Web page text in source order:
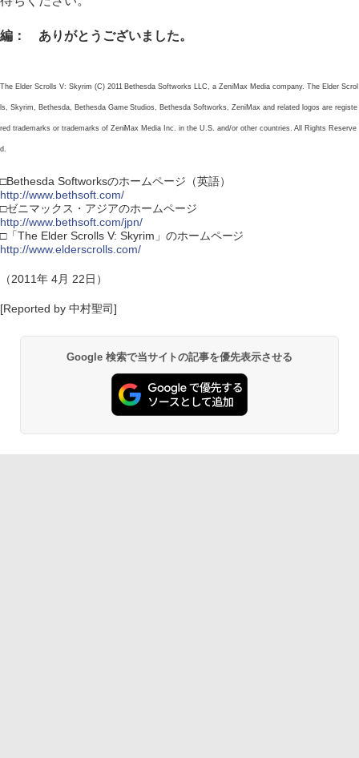
編： ありがとうございました。
The Elder Scrolls V: Skyrim (C) 2011 Bethesda Softworks LLC, a ZeniMax Media company. The Elder Scrol
ls, Skyrim, Bethesda, Bethesda Game Studios, Bethesda Softworks, ZeniMax and related logos are registe
red trademarks or trademarks of ZeniMax Media Inc. in the U.S. and/or other countries. All Rights Reserve
d.
□Bethesda Softworksのホームページ（英語）
http://www.bethsoft.com/
□ゼニマックス・アジアのホームページ
http://www.bethsoft.com/jpn/
□「The Elder Scrolls V: Skyrim」のホームページ
http://www.elderscrolls.com/
（2011年 4月 22日）
[Reported by 中村聖司]
Google 検索で当サイトの記事を優先表示させる